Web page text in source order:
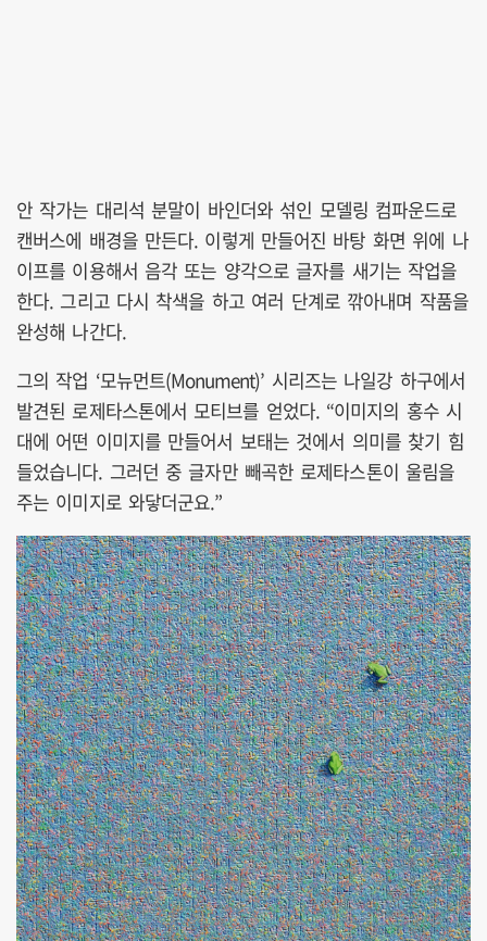
안 작가는 대리석 분말이 바인더와 섞인 모델링 컴파운드로
캔버스에 배경을 만든다. 이렇게 만들어진 바탕 화면 위에 나
이프를 이용해서 음각 또는 양각으로 글자를 새기는 작업을
한다. 그리고 다시 착색을 하고 여러 단계로 깎아내며 작품을
완성해 나간다.
그의 작업 ‘모뉴먼트(Monument)’ 시리즈는 나일강 하구에서
발견된 로제타스톤에서 모티브를 얻었다. “이미지의 홍수 시
대에 어떤 이미지를 만들어서 보태는 것에서 의미를 찾기 힘
들었습니다. 그러던 중 글자만 빼곡한 로제타스톤이 울림을
주는 이미지로 와닿더군요.”